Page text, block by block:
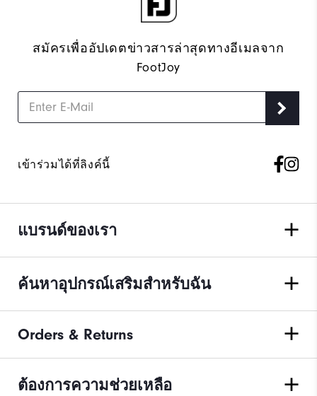
สมัครเพื่ออัปเดตข่าวสารล่าสุดทางอีเมลจาก
FootJoy
เข้าร่วมได้ที่ลิงค์นี้
แบรนด์ของเรา
ค้นหาอุปกรณ์เสริมสำหรับฉัน
Orders & Returns
ต้องการความช่วยเหลือ